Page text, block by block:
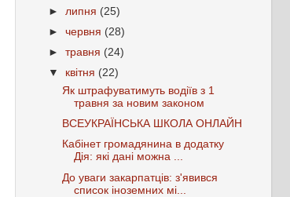
►липня (25)
►червня (28)
►травня (24)
▼ квітня (22)
Як штрафуватимуть водіїв з 1
травня за новим законом
ВСЕУКРАЇНСЬКА ШКОЛА ОНЛАЙН
Кабінет громадянина в додатку
Дія: які дані можна ...
До уваги закарпатців: з'явився
список іноземних мі...